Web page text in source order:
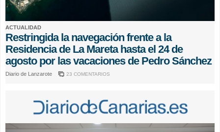
ACTUALIDAD
Restringida la navegación frente a la
Residencia de La Mareta hasta el 24 de
agosto por las vacaciones de Pedro Sánchez
Diario de Lanzarote 23 COMENTARIOS